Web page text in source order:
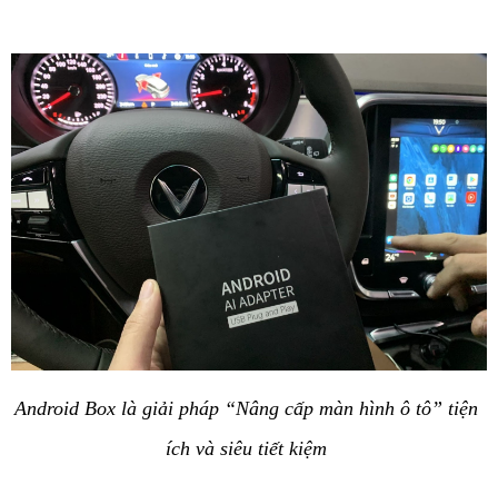
Android Box là giải pháp “Nâng cấp màn hình ô tô” tiện
ích và siêu tiết kiệm